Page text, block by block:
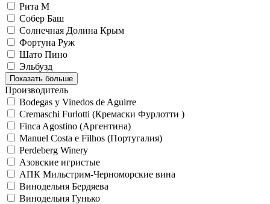
Рита М
Собер Баш
Солнечная Долина Крым
Фортуна Руж
Шато Пино
Эльбузд
Показать больше
Производитель
Bodegas y Vinedos de Aguirre
Cremaschi Furlotti (Кремаски Фурлотти )
Finca Agostino (Аргентина)
Manuel Costa e Filhos (Португалия)
Perdeberg Winery
Азовские игристые
АПК Мильстрим-Черноморские вина
Винодельня Бердяева
Винодельня Гунько